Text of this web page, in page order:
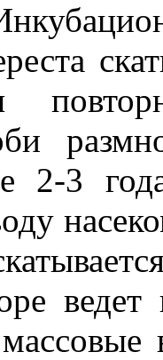
2-3
ведет